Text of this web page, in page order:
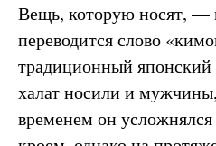
Вещь, которую носят, —
переводится слово
традиционный
халат носили и
временем он